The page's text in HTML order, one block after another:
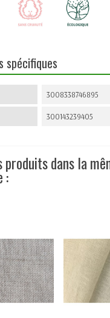
spécifiques
3008338746895
300143239405
dans la
: